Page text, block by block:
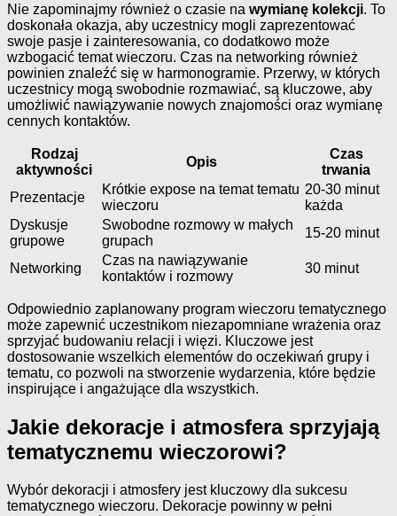
Nie zapominajmy również o czasie na wymianę kolekcji. To
doskonała okazja, aby uczestnicy mogli zaprezentować
swoje pasje i zainteresowania, co dodatkowo może
wzbogacić temat wieczoru. Czas na networking również
powinien znaleźć się w harmonogramie. Przerwy, w których
uczestnicy mogą swobodnie rozmawiać, są kluczowe, aby
umożliwić nawiązywanie nowych znajomości oraz wymianę
cennych kontaktów.
Rodzaj
aktywności
Opis
Czas
trwania
Prezentacje
Krótkie expose na temat tematu
wieczoru
20-30 minut
każda
Dyskusje
grupowe
Swobodne rozmowy w małych
grupach
15-20 minut
Networking
Czas na nawiązywanie
kontaktów i rozmowy
30 minut
Odpowiednio zaplanowany program wieczoru tematycznego
może zapewnić uczestnikom niezapomniane wrażenia oraz
sprzyjać budowaniu relacji i więzi. Kluczowe jest
dostosowanie wszelkich elementów do oczekiwań grupy i
tematu, co pozwoli na stworzenie wydarzenia, które będzie
inspirujące i angażujące dla wszystkich.
Jakie dekoracje i atmosfera sprzyjają
tematycznemu wieczorowi?
Wybór dekoracji i atmosfery jest kluczowy dla sukcesu
tematycznego wieczoru. Dekoracje powinny w pełni